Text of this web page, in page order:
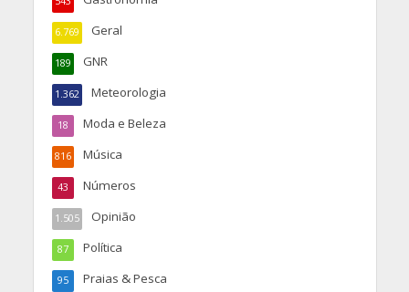
Geral
6.769
GNR
189
Meteorologia
1.362
Moda e Beleza
18
Música
816
Números
43
Opinião
1.505
Política
87
Praias & Pesca
95